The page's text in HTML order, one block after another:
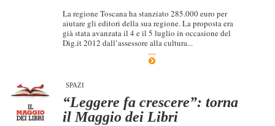
La regione Toscana ha stanziato 285.000 euro per
aiutare gli editori della sua regione. La proposta era
già stata avanzata il 4 e il 5 luglio in occasione del
Dig.it 2012 dall’assessore alla cultura...
SPAZI
“Leggere fa crescere”: torna
il Maggio dei Libri